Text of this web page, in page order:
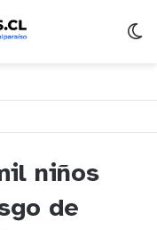
niños
de